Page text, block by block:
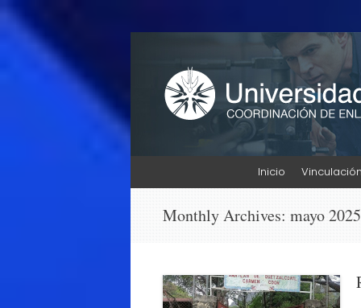
Enlace
UNINTER
to
Inicio Vinculación
Monthly Archives: mayo 2025